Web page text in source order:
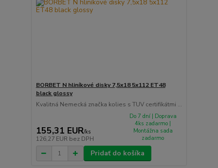
BORBET N hliníkové disky 7,5x18 5x112 ET48
black glossy
Kvalitná Nemecká značka kolies s TUV certifikátmi ...
155,31 EUR/ks
126,27 EUR bez DPH
Do 7 dní | Doprava
4ks zadarmo |
Montážna sada
zadarmo
Pridať do košíka